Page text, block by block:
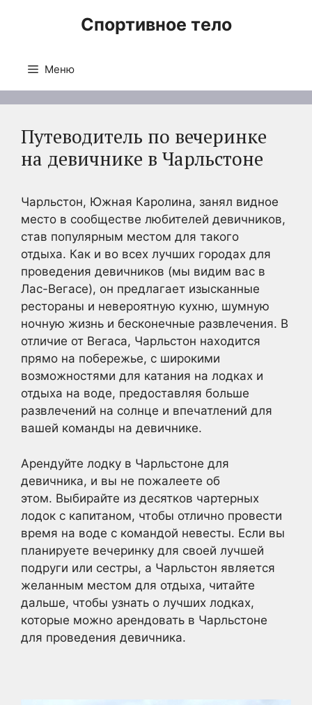
Спортивное тело
Меню
Путеводитель по вечеринке
на девичнике в Чарльстоне
Чарльстон, Южная Каролина, занял видное
место в сообществе любителей девичников,
став популярным местом для такого
отдыха. Как и во всех лучших городах для
проведения девичников (мы видим вас в
Лас-Вегасе), он предлагает изысканные
рестораны и невероятную кухню, шумную
ночную жизнь и бесконечные развлечения. В
отличие от Вегаса, Чарльстон находится
прямо на побережье, с широкими
возможностями для катания на лодках и
отдыха на воде, предоставляя больше
развлечений на солнце и впечатлений для
вашей команды на девичнике.
Арендуйте лодку в Чарльстоне для
девичника, и вы не пожалеете об
этом. Выбирайте из десятков чартерных
лодок с капитаном, чтобы отлично провести
время на воде с командой невесты. Если вы
планируете вечеринку для своей лучшей
подруги или сестры, а Чарльстон является
желанным местом для отдыха, читайте
дальше, чтобы узнать о лучших лодках,
которые можно арендовать в Чарльстоне
для проведения девичника.